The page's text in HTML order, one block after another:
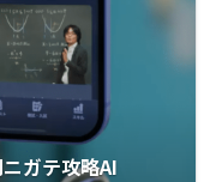
ガテ攻略AI